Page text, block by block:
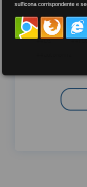
per tag
##DS
sull'icona corrispondente e